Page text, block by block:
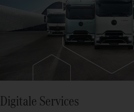
Digitale Services